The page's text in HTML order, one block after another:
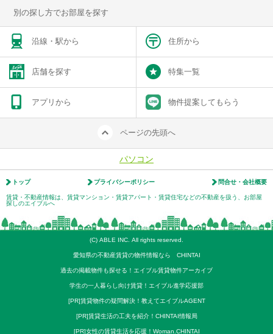
別の探し方でお部屋を探す
沿線・駅から 住所から
店舗を探す 特集一覧
アプリから 物件提案してもらう
ページの先頭へ
パソコン
トップ プライバシーポリシー 問合せ・会社概要
賃貸・不動産情報は、賃貸マンション・賃貸アパート・賃貸住宅などの不動産を扱う、お部屋
探しのエイブルへ
(C) ABLE INC. All rights reserved.
愛知県の不動産賃貸の物件情報なら CHINTAI
過去の掲載物件も探せる！エイブル賃貸物件アーカイブ
学生の一人暮らし向け賃貸！エイブル進学応援部
[PR]賃貸物件の疑問解決！教えてエイブルAGENT
[PR]賃貸生活の工夫を紹介！CHINTAI情報局
[PR]女性の賃貸生活を応援！Woman.CHINTAI